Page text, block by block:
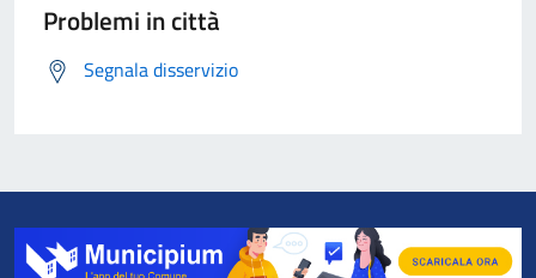
Problemi in città
Segnala disservizio